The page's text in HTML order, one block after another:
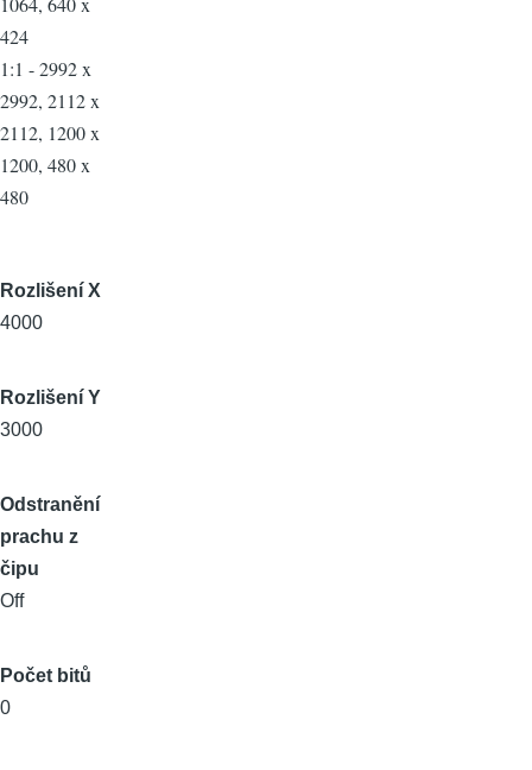
424
1:1 - 2992 x
2992, 2112 x
2112, 1200 x
1200, 480 x
480
Rozlišení X
4000
Rozlišení Y
3000
Odstranění
prachu z
čipu
Off
Počet bitů
0